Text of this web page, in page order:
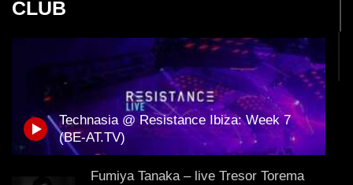
Später
01:31:35
Miss Djax – Cherry Moon –
Lokeren Belgium (1996)
01:53:01
Torsten Kanzler
17.06.2013
CLUB
Technasia @ Resistance Ibiza: Week 7
(BE-AT.TV)
Fumiya Tanaka – live Tresor Torema